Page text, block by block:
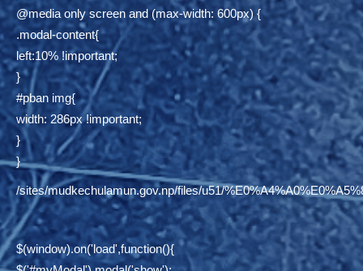
@media only screen and (max-width: 600px) {
.modal-content{
left:10% !important;
}
#pban img{
width: 286px !important;
}
}
/sites/mudkechulamun.gov.np/files/u51/
$(window).on('load',function(){